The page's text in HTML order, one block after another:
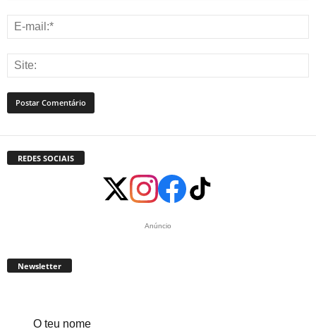
REDES SOCIAIS
Anúncio
Newsletter